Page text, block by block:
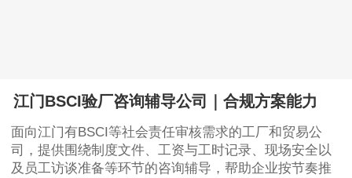
江门BSCI验厂咨询辅导公司｜合规方案能力
面向江门有BSCI等社会责任审核需求的工厂和贸易公
司，提供围绕制度文件、工资与工时记录、现场安全以
及员工访谈准备等环节的咨询辅导，帮助企业按节奏推